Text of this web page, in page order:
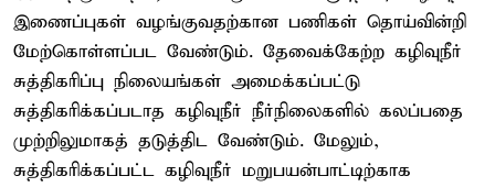
இணைப்புகள் வழங்குவதற்கான பணிகள் தொய்வின்றி
மேற்கொள்ளப்பட வேண்டும். தேவைக்கேற்ற கழிவுநீர்
சுத்திகரிப்பு நிலையங்கள் அமைக்கப்பட்டு
சுத்திகரிக்கப்படாத கழிவுநீர் நீர்நிலைகளில் கலப்பதை
முற்றிலுமாகத் தடுத்திட வேண்டும். மேலும்,
சுத்திகரிக்கப்பட்ட கழிவுநீர் மறுபயன்பாட்டிற்காக